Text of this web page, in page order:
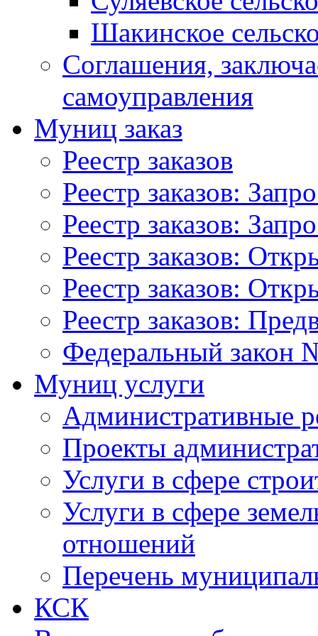
Шакинское
Соглашения,
самоуправления
Муниц заказ
Реестр заказов
Реестр заказов:
Реестр заказов:
Реестр заказов:
Реестр заказов:
Реестр заказов:
Федеральный закон
Муниц услуги
Административные
Проекты
Услуги в сфере
Услуги в сфере
отношений
Перечень
КСК